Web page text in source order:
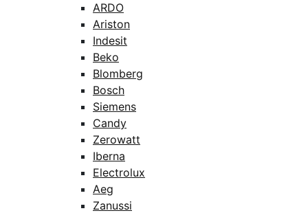
ARDO
Ariston
Indesit
Beko
Blomberg
Bosch
Siemens
Candy
Zerowatt
Iberna
Electrolux
Aeg
Zanussi